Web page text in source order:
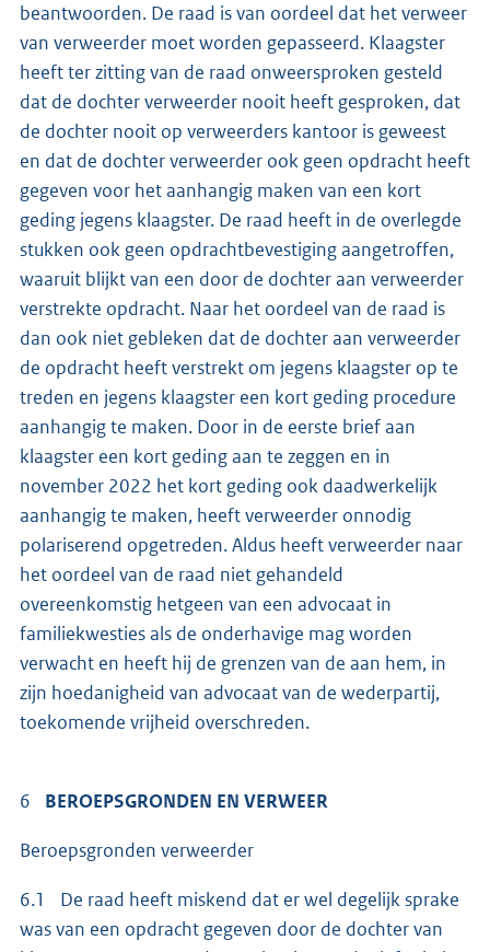
beantwoorden. De raad is van oordeel dat het verweer
van verweerder moet worden gepasseerd. Klaagster
heeft ter zitting van de raad onweersproken gesteld
dat de dochter verweerder nooit heeft gesproken, dat
de dochter nooit op verweerders kantoor is geweest
en dat de dochter verweerder ook geen opdracht heeft
gegeven voor het aanhangig maken van een kort
geding jegens klaagster. De raad heeft in de overlegde
stukken ook geen opdrachtbevestiging aangetroffen,
waaruit blijkt van een door de dochter aan verweerder
verstrekte opdracht. Naar het oordeel van de raad is
dan ook niet gebleken dat de dochter aan verweerder
de opdracht heeft verstrekt om jegens klaagster op te
treden en jegens klaagster een kort geding procedure
aanhangig te maken. Door in de eerste brief aan
klaagster een kort geding aan te zeggen en in
november 2022 het kort geding ook daadwerkelijk
aanhangig te maken, heeft verweerder onnodig
polariserend opgetreden. Aldus heeft verweerder naar
het oordeel van de raad niet gehandeld
overeenkomstig hetgeen van een advocaat in
familiekwesties als de onderhavige mag worden
verwacht en heeft hij de grenzen van de aan hem, in
zijn hoedanigheid van advocaat van de wederpartij,
toekomende vrijheid overschreden.
6 BEROEPSGRONDEN EN VERWEER
Beroepsgronden verweerder
6.1 De raad heeft miskend dat er wel degelijk sprake
was van een opdracht gegeven door de dochter van